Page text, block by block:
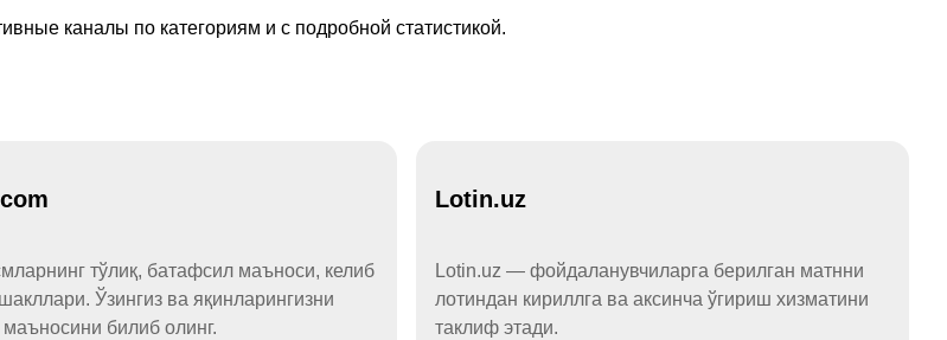
каналы по категориям и с подробной статистикой.
тўлиқ, батафсил маъноси, келиб
Ўзингиз ва яқинларингизни
билиб олинг.
Lotin.uz
Lotin.uz — фойдаланувчиларга берилган матнни
лотиндан кириллга ва аксинча ўгириш хизматини
таклиф этади.